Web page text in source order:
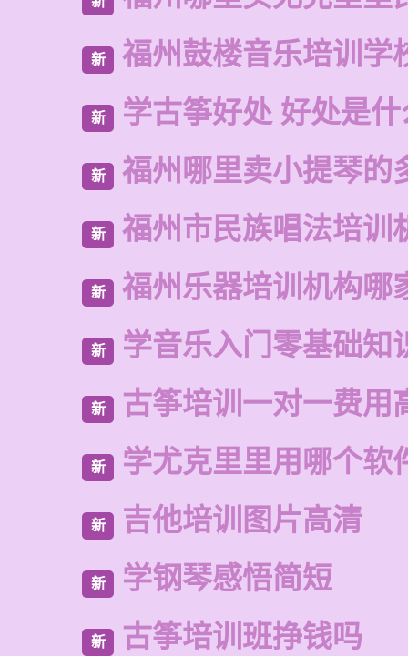
新 福州鼓楼音乐培训学
新 学古筝好处 好处是什
新 福州哪里卖小提琴的
新 福州市民族唱法培训
新 福州乐器培训机构哪
新 学音乐入门零基础知
新 古筝培训一对一费用
新 学尤克里里用哪个软
新 吉他培训图片高清
新 学钢琴感悟简短
新 古筝培训班挣钱吗